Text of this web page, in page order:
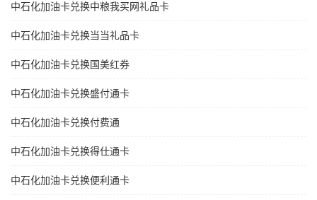
中石化加油卡兑换中粮我买网礼品卡
中石化加油卡兑换当当礼品卡
中石化加油卡兑换国美红券
中石化加油卡兑换盛付通卡
中石化加油卡兑换付费通
中石化加油卡兑换得仕通卡
中石化加油卡兑换便利通卡